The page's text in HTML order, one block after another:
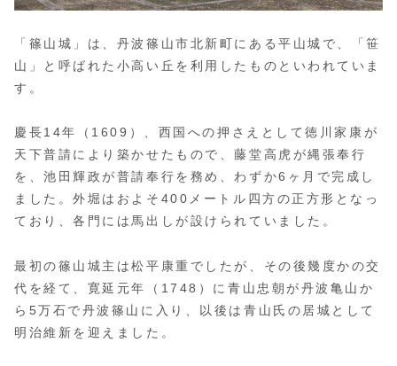
「篠山城」は、丹波篠山市北新町にある平山城で、「笹
山」と呼ばれた小高い丘を利用したものといわれていま
す。
慶長14年（1609）、西国への押さえとして徳川家康が
天下普請により築かせたもので、藤堂高虎が縄張奉行
を、池田輝政が普請奉行を務め、わずか6ヶ月で完成し
ました。外堀はおよそ400メートル四方の正方形となっ
ており、各門には馬出しが設けられていました。
最初の篠山城主は松平康重でしたが、その後幾度かの交
代を経て、寛延元年（1748）に青山忠朝が丹波亀山か
ら5万石で丹波篠山に入り、以後は青山氏の居城として
明治維新を迎えました。